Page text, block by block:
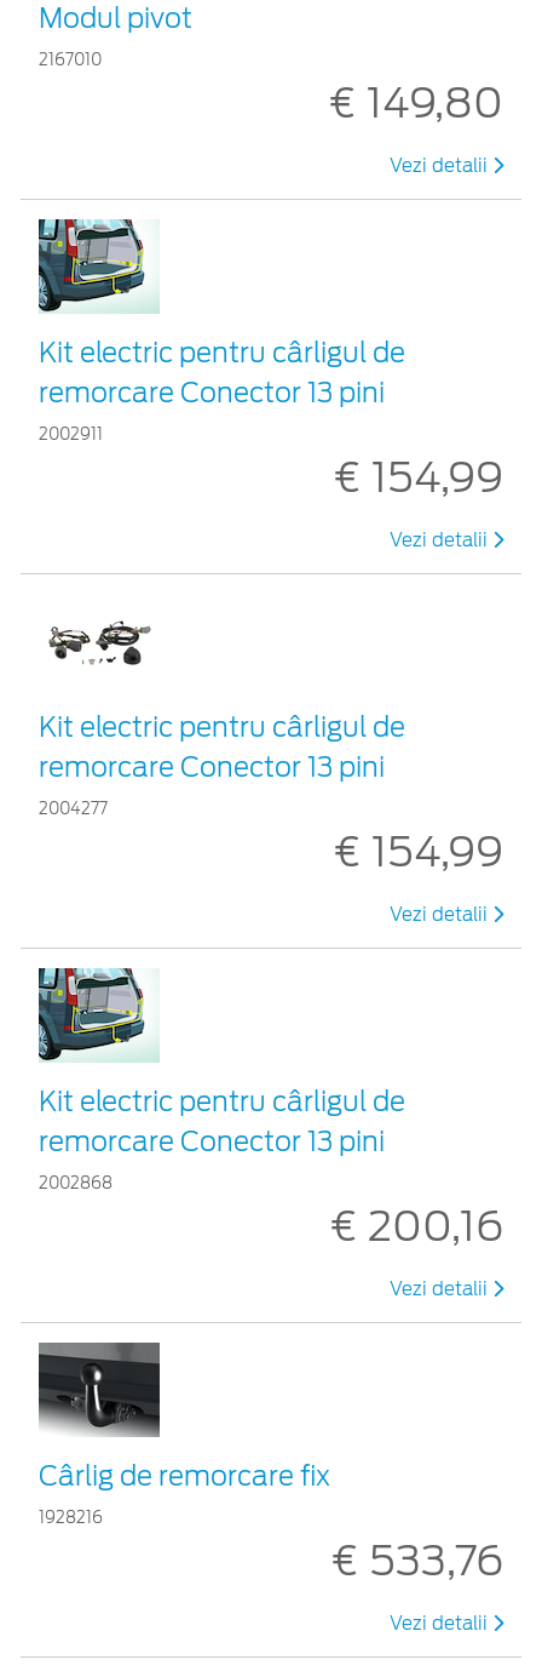
Modul pivot
2167010
€ 149,80
Vezi detalii
Kit electric pentru cârligul de
remorcare Conector 13 pini
2002911
€ 154,99
Vezi detalii
Kit electric pentru cârligul de
remorcare Conector 13 pini
2004277
€ 154,99
Vezi detalii
Kit electric pentru cârligul de
remorcare Conector 13 pini
2002868
€ 200,16
Vezi detalii
Cârlig de remorcare fix
1928216
€ 533,76
Vezi detalii